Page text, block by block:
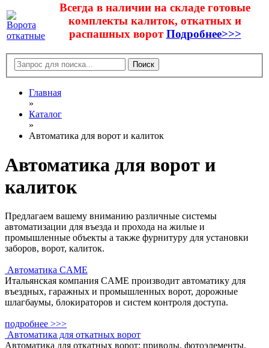
Всегда в наличии на складе готовые
комплекты калиток, откатных и
распашных воротПодробнее>>>
Главная
»
Каталог
»
Автоматика для ворот и калиток
Автоматика для ворот и
калиток
Предлагаем вашему вниманию различные системы
автоматизации для въезда и прохода на жилые и
промышленные объекты а также фурнитуру для установки
заборов, ворот, калиток.
Автоматика CAME
Итальянская компания CAME производит автоматику для
въездных, гаражных и промышленных ворот, дорожные
шлагбаумы, блокираторов и систем контроля доступа.
подробнее >>>
Автоматика для откатных ворот
Автоматика для откатных ворот: приводы, фотоэлементы,